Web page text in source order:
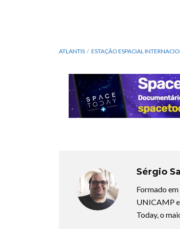
ATLANTIS ESTAÇÃO ESPACIAL
Sérgio
Formado
UNICAMP
Today, o